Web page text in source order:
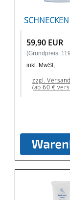
59,90 EUR
(Grundpreis:
inkl. MwSt,
zzgl.
(ab 60 €